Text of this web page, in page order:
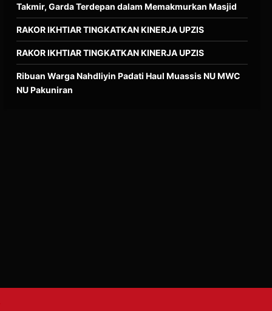
Takmir, Garda Terdepan dalam Memakmurkan Masjid
RAKOR IKHTIAR TINGKATKAN KINERJA UPZIS
RAKOR IKHTIAR TINGKATKAN KINERJA UPZIS
Ribuan Warga Nahdliyin Padati Haul Muassis NU MWC
NU Pakuniran